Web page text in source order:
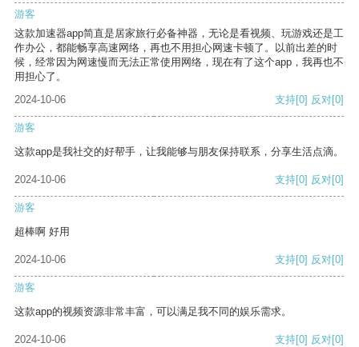
游客
这款加速器app简直是居家旅行必备神器，无论是看视频、玩游戏还是工
作办公，都能畅享高速网络，再也不用担心网速卡顿了。以前出差的时
候，经常因为网速慢而无法正常使用网络，现在有了这个app，我再也不
用担心了。
2024-10-06
支持[0] 反对[0]
游客
这款app是我社交的好帮手，让我能够与朋友保持联系，分享生活点滴。
2024-10-06 支持[0] 反对[0]
游客
超棒啊 好用
2024-10-06 支持[0] 反对[0]
游客
这款app的视频资源非常丰富，可以满足我不同的娱乐需求。
2024-10-06 支持[0] 反对[0]